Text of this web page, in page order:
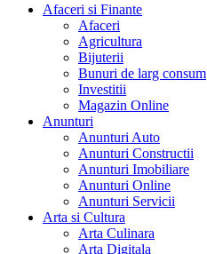
Afaceri si Finante
Afaceri
Agricultura
Bijuterii
Bunuri de larg consum
Investitii
Magazin Online
Anunturi
Anunturi Auto
Anunturi Constructii
Anunturi Imobiliare
Anunturi Online
Anunturi Servicii
Arta si Cultura
Arta Culinara
Arta Digitala